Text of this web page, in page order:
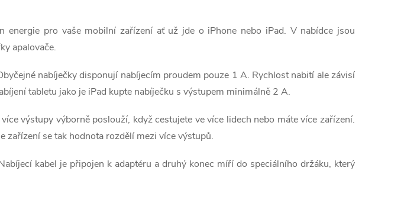
pro vaše mobilní zařízení ať už jde o iPhone nebo iPad. V nabídce jsou
apalovače.
nabíječky disponují nabíjecím proudem pouze 1 A. Rychlost nabití ale závisí
tabletu jako je iPad kupte nabíječku s výstupem minimálně 2 A.
výstupy výborně poslouží, když cestujete ve více lidech nebo máte více zařízení.
zařízení se tak hodnota rozdělí mezi více výstupů.
kabel je připojen k adaptéru a druhý konec míří do speciálního držáku, který